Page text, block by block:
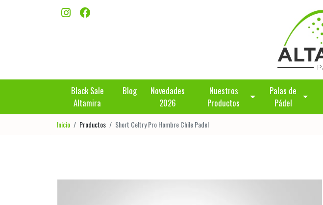
Black Sale
Altamira
Blog
Novedades
2026
Nuestros
Productos
Palas de
Pádel
Inicio Productos Short Celtry Pro Hombre Chile Padel